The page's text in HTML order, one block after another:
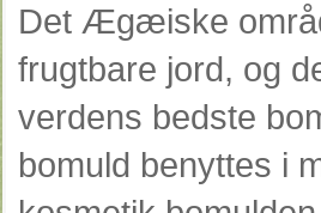
Det Ægæiske
frugtbare jord, og
verdens bedste
bomuld benyttes i